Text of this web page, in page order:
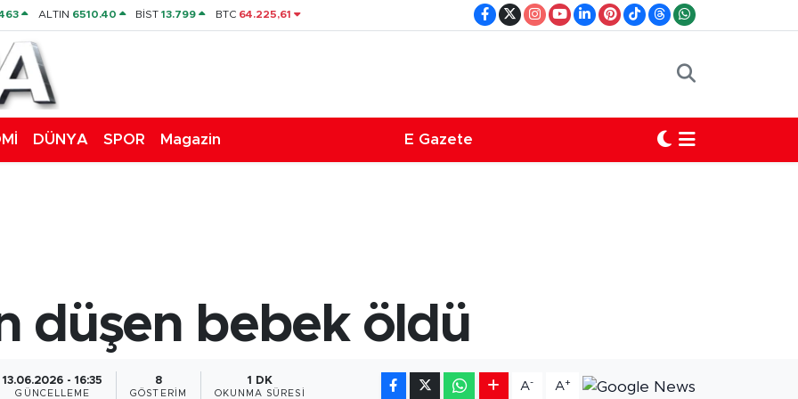
ALTIN 6510.40 BİST13.799 BTC 64.225,61
DÜNYA SPOR Magazin E Gazete
düşen bebek öldü
13.06.2026 - 16:35
GÜNCELLEME
8
GÖSTERIM
1 DK
OKUNMA SÜRESI
A- A+